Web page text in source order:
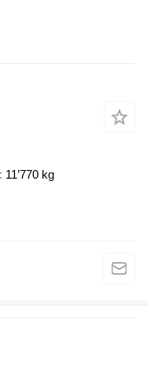
11’770 kg